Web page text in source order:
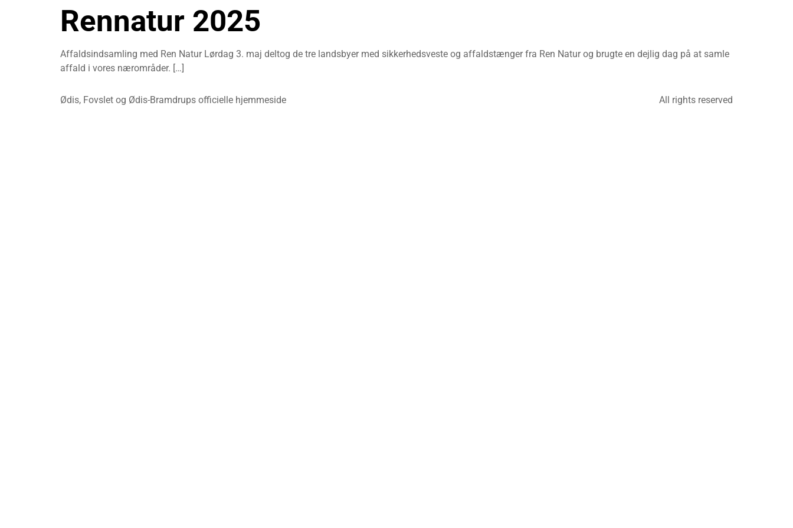
Rennatur 2025
Affaldsindsamling med Ren Natur Lørdag 3. maj deltog de tre landsbyer med sikkerhedsveste og affaldstænger fra Ren Natur og brugte en dejlig dag på at samle
affald i vores nærområder. […]
Ødis, Fovslet og Ødis-Bramdrups officielle hjemmeside All rights reserved